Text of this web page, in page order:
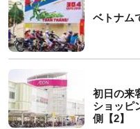
ベトナム
初日の来
ショッピ
側【2】